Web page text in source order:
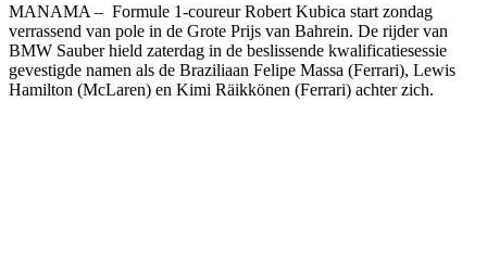
MANAMA – Formule 1-coureur Robert Kubica start zondag
verrassend van pole in de Grote Prijs van Bahrein. De rijder van
BMW Sauber hield zaterdag in de beslissende kwalificatiesessie
gevestigde namen als de Braziliaan Felipe Massa (Ferrari), Lewis
Hamilton (McLaren) en Kimi Räikkönen (Ferrari) achter zich.